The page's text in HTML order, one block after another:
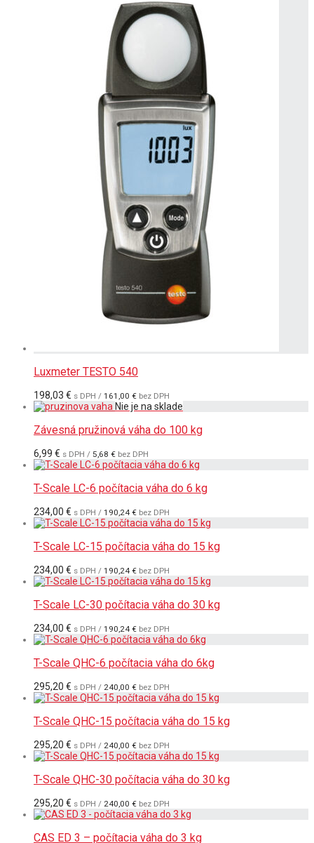
Luxmeter TESTO 540
198,03 € s DPH / 161,00 € bez DPH
Závesná pružinová váha do 100 kg
6,99 € s DPH / 5,68 € bez DPH
T-Scale LC-6 počítacia váha do 6 kg
234,00 € s DPH / 190,24 € bez DPH
T-Scale LC-15 počítacia váha do 15 kg
234,00 € s DPH / 190,24 € bez DPH
T-Scale LC-30 počítacia váha do 30 kg
234,00 € s DPH / 190,24 € bez DPH
T-Scale QHC-6 počítacia váha do 6kg
295,20 € s DPH / 240,00 € bez DPH
T-Scale QHC-15 počítacia váha do 15 kg
295,20 € s DPH / 240,00 € bez DPH
T-Scale QHC-30 počítacia váha do 30 kg
295,20 € s DPH / 240,00 € bez DPH
CAS ED 3 – počítacia váha do 3 kg